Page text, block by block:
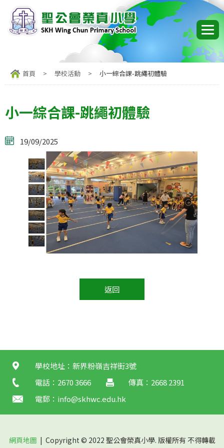
首頁 > 學校活動 > 小一綜合課-跳繩初體驗
小一綜合課-跳繩初體驗
19/09/2025
返回
學校地址：新界粉嶺吉祥街3號
電話：2670 3666
傳真：2668 2391
電郵： info@skhwc.edu.hk
網頁地圖 | Copyright © 2022 聖公會榮真小學. 版權所有 不得轉載